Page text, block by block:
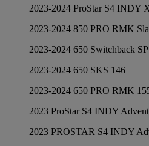
2023-2024 ProStar S4 INDY
2023-2024 850 PRO RMK
2023-2024 650 Switchback
2023-2024 650 SKS 146
2023-2024 650 PRO RMK
2023 ProStar S4 INDY
2023 PROSTAR S4 INDY